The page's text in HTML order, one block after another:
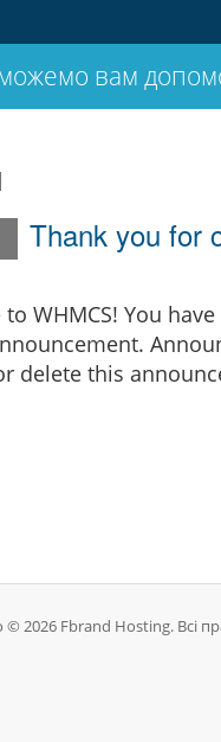
вам
Thank you for
WHMCS! You
delete this
© 2026 Fbrand Hosting. Всі